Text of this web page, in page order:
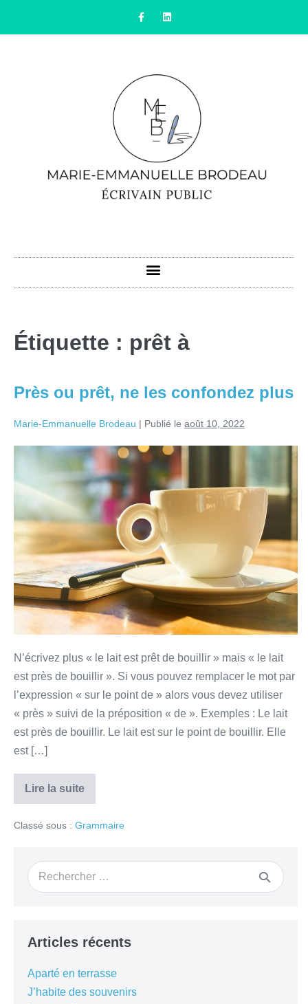
Étiquette : prêt à
Près ou prêt, ne les confondez plus
Marie-Emmanuelle Brodeau | Publié le août 10, 2022
N’écrivez plus « le lait est prêt de bouillir » mais « le lait
est près de bouillir ». Si vous pouvez remplacer le mot par
l’expression « sur le point de » alors vous devez utiliser
« près » suivi de la préposition « de ». Exemples : Le lait
est près de bouillir. Le lait est sur le point de bouillir. Elle
est […]
Lire la suite
Classé sous : Grammaire
Articles récents
Aparté en terrasse
J’habite des souvenirs